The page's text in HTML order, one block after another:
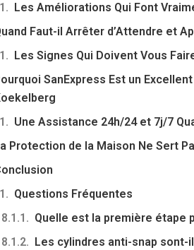
Les Améliorations Qui Font
Faut-il Arrêter d’Attendre et
Les Signes Qui Doivent Vous
SanExpress Est un
Une Assistance 24h/24 et 7j/7
Protection de la Maison Ne Sert
Questions Fréquentes
Quelle est la première étape
Les cylindres anti-snap sont-